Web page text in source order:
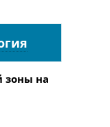
зоны на